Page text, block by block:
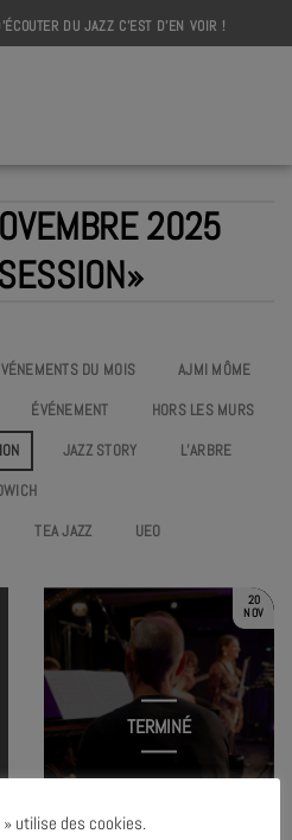
DU JAZZ C'EST D'EN VOIR !
2025
DU MOIS
AJMI MÔME
ÉVÉNEMENT
HORS LES MURS
JAZZ STORY
L’ARBRE
TEA JAZZ UEO
20
NOV
JAM SESSION #2
TERMINÉ
» utilise des cookies.